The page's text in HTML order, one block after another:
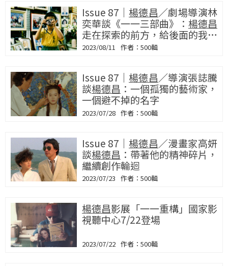
Issue 87｜ 楊德昌／劇場導演林
奕華談《一一三部曲》： 楊德昌
走在探索的前方，給後面的我指
出了希望
2023/08/11 500輯
Issue 87｜ 楊德昌／導演張誌騰
談楊德昌 ：一個孤獨的藝術家，
一個避不掉的名字
2023/07/28 500輯
Issue 87｜ 楊德昌／漫畫家高妍
談楊德昌 ：帶著他的精神碎片，
繼續創作輪迴
2023/07/23 500輯
楊德昌影展「一一重構」國家影
視聽中心7/22登場
2023/07/22 500輯